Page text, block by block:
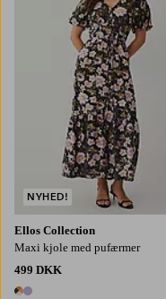
Ellos Collection
Maxi kjole med pufærmer
499 DKK
NYHED!